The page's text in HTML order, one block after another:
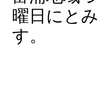
曜日にと
す。